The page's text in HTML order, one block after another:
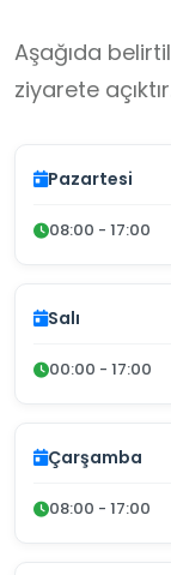
Aşağıda
ziyarete
Pazartesi
08:00 - 17:00
Salı
00:00 - 17:00
Çarşamba
08:00 - 17:00